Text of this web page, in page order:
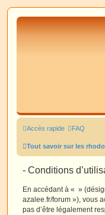
Accès rapide FAQ
Tout savoir sur les
- Conditions
En accédant à « »
azalee.fr/forum »), vous
pas d’être légalement